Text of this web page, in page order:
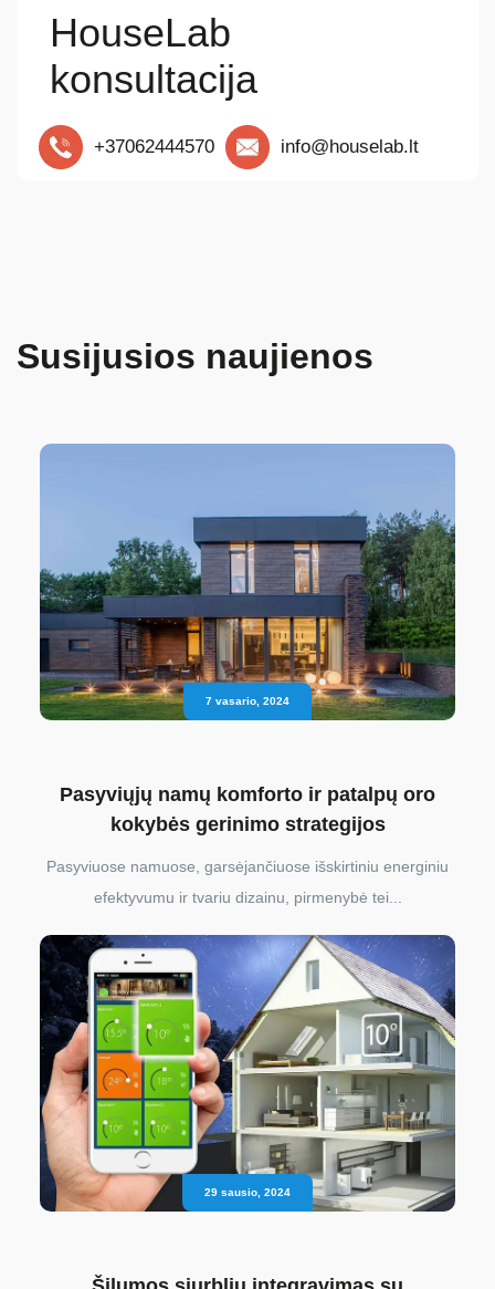
HouseLab
konsultacija
+37062444570 info@houselab.lt
Susijusios naujienos
7 vasario, 2024
Pasyviųjų namų komforto ir patalpų oro
kokybės gerinimo strategijos
Pasyviuose namuose, garsėjančiuose išskirtiniu energiniu
efektyvumu ir tvariu dizainu, pirmenybė tei...
29 sausio, 2024